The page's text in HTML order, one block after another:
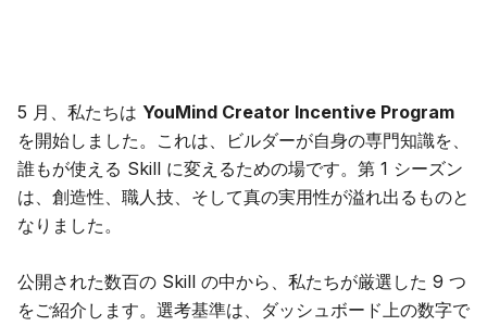
ブログ
更新情報
5 月、私たちは YouMind Creator Incentive Program
を開始しました。これは、ビルダーが自身の専門知識を、
誰もが使える Skill に変えるための場です。第 1 シーズン
は、創造性、職人技、そして真の実用性が溢れ出るものと
なりました。
公開された数百の Skill の中から、私たちが厳選した 9 つ
をご紹介します。選考基準は、ダッシュボード上の数字で